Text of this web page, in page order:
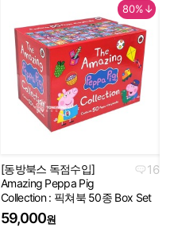
80%↓
16
[동방북스 독점수입]
Amazing Peppa Pig
Collection : 픽쳐북 50종 Box Set
59,000원